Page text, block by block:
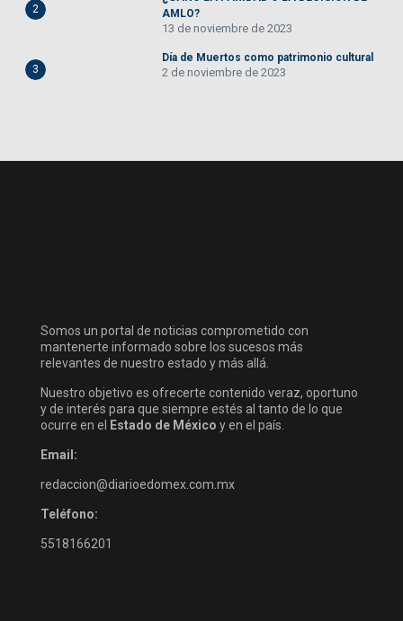
2
AMLO?
13 de noviembre de 2023
3
Día de Muertos como patrimonio cultural
2 de noviembre de 2023
Somos un portal de noticias comprometido con
mantenerte informado sobre los sucesos más
relevantes de nuestro estado y más allá.
Nuestro objetivo es ofrecerte contenido veraz, oportuno
y de interés para que siempre estés al tanto de lo que
ocurre en el
Estado de México y en el país.
Email:
redaccion@diarioedomex.com.mx
Teléfono:
5518166201